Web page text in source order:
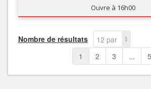
Ouvre à 16h00
Nombre de résultats
12 par
page
1 2 3 ... 5